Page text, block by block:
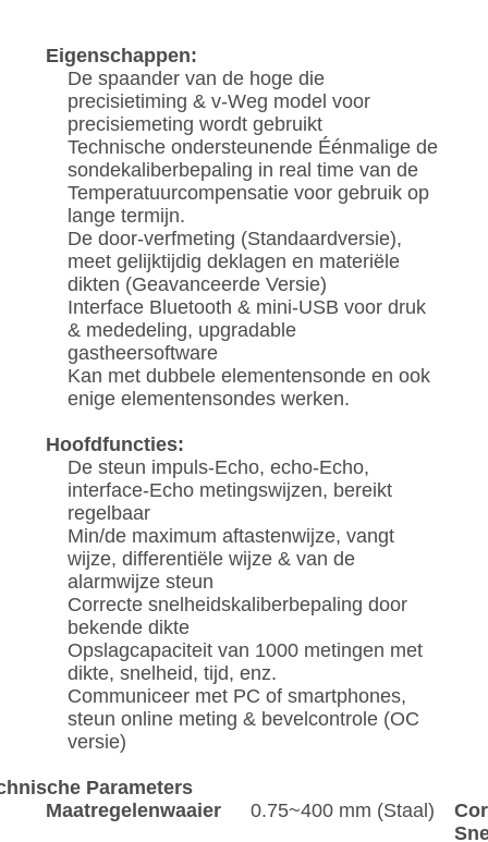
Eigenschappen:
De spaander van de hoge die
precisietiming & v-Weg model voor
precisiemeting wordt gebruikt
Technische ondersteunende Éénmalige de
sondekaliberbepaling in real time van de
Temperatuurcompensatie voor gebruik op
lange termijn.
De door-verfmeting (Standaardversie),
meet gelijktijdig deklagen en materiële
dikten (Geavanceerde Versie)
Interface Bluetooth & mini-USB voor druk
& mededeling, upgradable
gastheersoftware
Kan met dubbele elementensonde en ook
enige elementensondes werken.
Hoofdfuncties:
De steun impuls-Echo, echo-Echo,
interface-Echo metingswijzen, bereikt
regelbaar
Min/de maximum aftastenwijze, vangt
wijze, differentiële wijze & van de
alarmwijze steun
Correcte snelheidskaliberbepaling door
bekende dikte
Opslagcapaciteit van 1000 metingen met
dikte, snelheid, tijd, enz.
Communiceer met PC of smartphones,
steun online meting & bevelcontrole (OC
versie)
Parameters
Maatregelenwaaier
0.75~400 mm (Staal)